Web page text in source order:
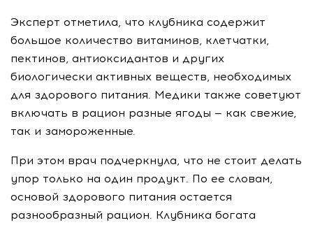
Эксперт отметила, что клубника содержит
большое количество витаминов, клетчатки,
пектинов, антиоксидантов и других
биологически активных веществ, необходимых
для здорового питания. Медики также советуют
включать в рацион разные ягоды — как свежие,
так и замороженные.
При этом врач подчеркнула, что не стоит делать
упор только на один продукт. По ее словам,
основой здорового питания остается
разнообразный рацион. Клубника богата